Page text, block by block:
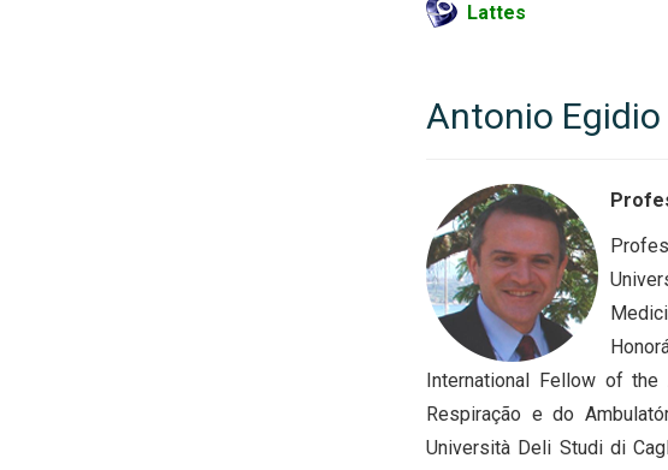
Lattes
Antonio Egidio
International Fellow of the
Respiração e do
Università Deli Studi di